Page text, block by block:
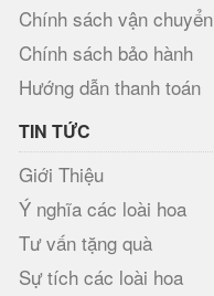
Chính sách vận chuyển
Chính sách bảo hành
Hướng dẫn thanh toán
TIN TỨC
Giới Thiệu
Ý nghĩa các loài hoa
Tư vấn tặng quà
Sự tích các loài hoa